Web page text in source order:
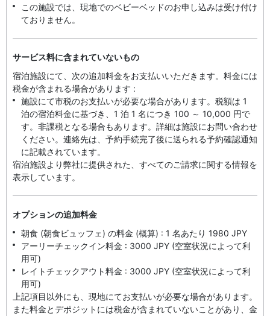
この施設では、現地でのベビーベッドのお申し込みは受け付け
ておりません。
サービス料に含まれていないもの
宿泊施設にて、次の追加料金をお支払いいただきます。料金には
税金が含まれる場合があります :
施設にて市税のお支払いが必要な場合があります。税額は 1
泊の宿泊料金に基づき、1 泊 1 名につき 100 ～ 10,000 円で
す。非課税となる場合もあります。詳細は施設にお問い合わせ
ください。連絡先は、予約手続完了後に送られる予約確認通知
に記載されています。
宿泊施設より弊社に提供された、すべてのご請求に関する情報を
表示しています。
オプションの追加料金
朝食 (朝食ビュッフェ) の料金 (概算) : 1 名あたり 1980 JPY
アーリーチェックイン料金 : 3000 JPY (空室状況によって利
用可)
レイトチェックアウト料金 : 3000 JPY (空室状況によって利
用可)
上記項目以外にも、現地にてお支払いが必要な場合があります。
また料金とデポジットには税金が含まれていないことがあり、金